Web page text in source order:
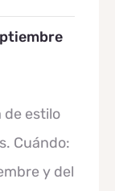
de estilo
Cuándo:
y del